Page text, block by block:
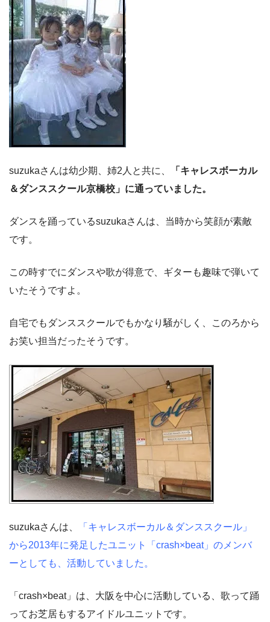
suzukaさんは幼少期、姉2人と共に、
「キャレスボーカル
＆ダンススクール京橋校」に通っていました。
ダンスを踊っているsuzukaさんは、当時から笑顔が素敵
です。
この時すでにダンスや歌が得意で、ギターも趣味で弾いて
いたそうですよ。
自宅でもダンススクールでもかなり騒がしく、このろから
お笑い担当だったそうです。
suzukaさんは、
「キャレスボーカル＆ダンススクール」
から2013年に発足したユニット「crash×beat」のメンバ
ーとしても、活動していました。
「crash×beat」は、大阪を中心に活動している、歌って踊
ってお芝居もするアイドルユニットです。